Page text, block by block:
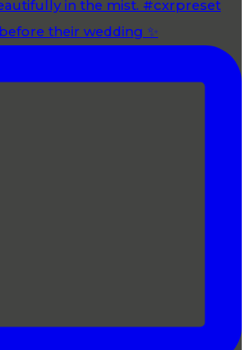
their wedding ✨